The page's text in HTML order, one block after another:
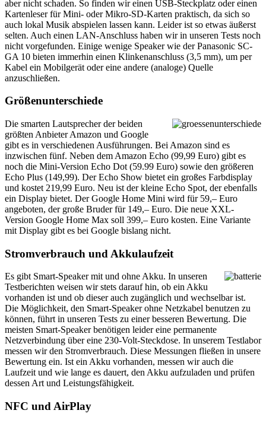
aber nicht schaden. So finden wir einen USB-Steckplatz oder einen
Kartenleser für Mini- oder Mikro-SD-Karten praktisch, da sich so
auch lokal Musik abspielen lassen kann. Leider ist so etwas äußerst
selten. Auch einen LAN-Anschluss haben wir in unseren Tests noch
nicht vorgefunden. Einige wenige Speaker wie der Panasonic SC-
GA 10 bieten immerhin einen Klinkenanschluss (3,5 mm), um per
Kabel ein Mobilgerät oder eine andere (analoge) Quelle
anzuschließen.
Größenunterschiede
Die smarten Lautsprecher der beiden
größten Anbieter Amazon und Google
gibt es in verschiedenen Ausführungen. Bei Amazon sind es
inzwischen fünf. Neben dem Amazon Echo (99,99 Euro) gibt es
noch die Mini-Version Echo Dot (59.99 Euro) sowie den größeren
Echo Plus (149,99). Der Echo Show bietet ein großes Farbdisplay
und kostet 219,99 Euro. Neu ist der kleine Echo Spot, der ebenfalls
ein Display bietet. Der Google Home Mini wird für 59,– Euro
angeboten, der große Bruder für 149,– Euro. Die neue XXL-
Version Google Home Max soll 399,– Euro kosten. Eine Variante
mit Display gibt es bei Google bislang nicht.
Stromverbrauch und Akkulaufzeit
Es gibt Smart-Speaker mit und ohne Akku. In unseren
Testberichten weisen wir stets darauf hin, ob ein Akku
vorhanden ist und ob dieser auch zugänglich und wechselbar ist.
Die Möglichkeit, den Smart-Speaker ohne Netzkabel benutzen zu
können, führt in unseren Tests zu einer besseren Bewertung. Die
meisten Smart-Speaker benötigen leider eine permanente
Netzverbindung über eine 230-Volt-Steckdose. In unserem Testlabor
messen wir den Stromverbrauch. Diese Messungen fließen in unsere
Bewertung ein. Ist ein Akku vorhanden, messen wir auch die
Laufzeit und wie lange es dauert, den Akku aufzuladen und prüfen
dessen Art und Leistungsfähigkeit.
NFC und AirPlay